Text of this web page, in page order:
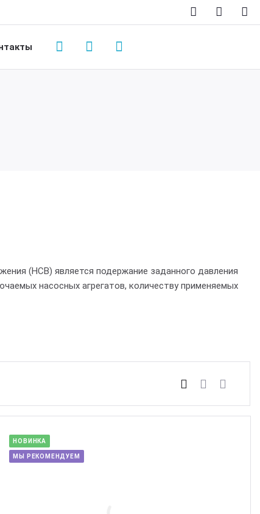
(НСВ) является подержание заданного давления
насосных агрегатов, количеству применяемых
НОВИНКА
МЫ РЕКОМЕНДУЕМ